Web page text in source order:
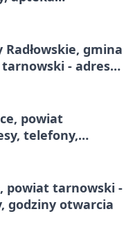
gmina
- adresy,
powiat
telefony,
powiat tarnowski -
godziny otwarcia